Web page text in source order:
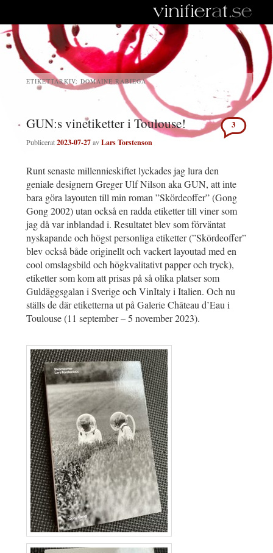
ETIKETTARKIV: DOMAINE RABIEGA
GUN:s vinetiketter i Toulouse!
Publicerat2023-07-27avLars Torstenson
3
Runt senaste millennieskiftet lyckades jag lura den
geniale designern Greger Ulf Nilson aka GUN, att inte
bara göra layouten till min roman ”Skördeoffer” (Gong
Gong 2002) utan också en radda etiketter till viner som
jag då var inblandad i. Resultatet blev som förväntat
nyskapande och högst personliga etiketter (”Skördeoffer”
blev också både originellt och vackert layoutad med en
cool omslagsbild och högkvalitativt papper och tryck),
etiketter som kom att prisas på så olika platser som
Guldäggsgalan i Sverige och VinItaly i Italien. Och nu
ställs de där etiketterna ut på Galerie Château d’Eau i
Toulouse (11 september – 5 november 2023).